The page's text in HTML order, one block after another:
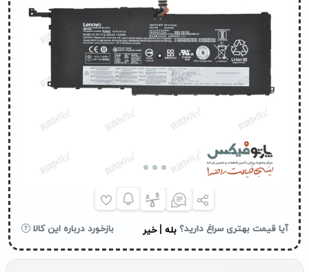
آیا قیمت بهتری سراغ دارید؟ بله خیر بازخورد درباره این کالا